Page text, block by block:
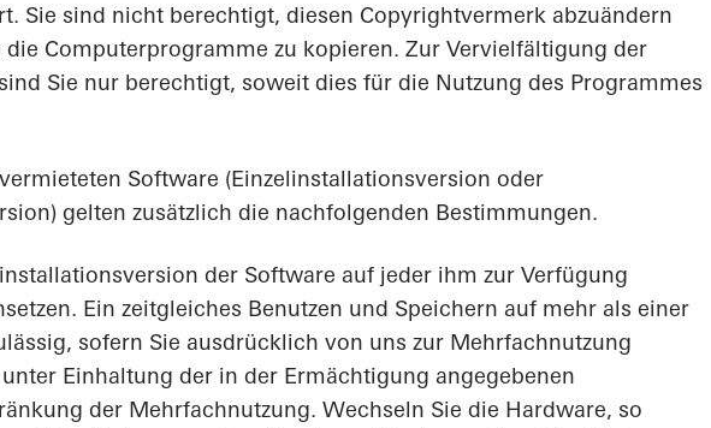
Sie sind nicht berechtigt, diesen Copyrightvermerk abzuändern
Computerprogramme zu kopieren. Zur Vervielfältigung der
Sie nur berechtigt, soweit dies für die Nutzung des Programmes
Software (Einzelinstallationsversion oder
gelten zusätzlich die nachfolgenden Bestimmungen.
der Software auf jeder ihm zur Verfügung
Ein zeitgleiches Benutzen und Speichern auf mehr als einer
sofern Sie ausdrücklich von uns zur Mehrfachnutzung
Einhaltung der in der Ermächtigung angegebenen
der Mehrfachnutzung. Wechseln Sie die Hardware, so